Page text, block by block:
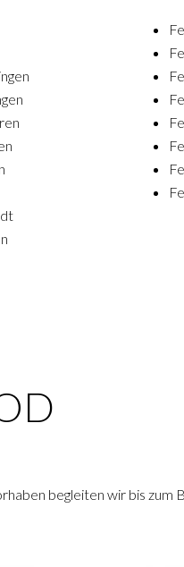
begleiten wir bis zum